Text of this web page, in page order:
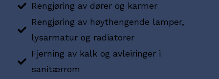
Rengjøring av dører og karmer
Rengjøring av høythengende lamper,
lysarmatur og radiatorer
Fjerning av kalk og avleiringer i
sanitærrom